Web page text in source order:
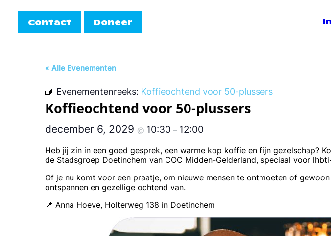
Contact Doneer
Informatie Doe mee!
AutiRoze
Cocktail
EmbrAce
Stadsgroep
Heerensalon
Doe mee!
Activiteiten
« Alle Evenementen
Evenementenreeks: Koffieochtend voor 50-plussers
Koffieochtend voor 50-plussers
december 6, 2029 @ 10:30 – 12:00
Heb jij zin in een goed gesprek, een warme kop koffie en fijn gezelschap?
de Stadsgroep Doetinchem van COC Midden-Gelderland, speciaal voor
Of je nu komt voor een praatje, om nieuwe mensen te ontmoeten of
ontspannen en gezellige ochtend van.
📍 Anna Hoeve, Holterweg 138 in Doetinchem